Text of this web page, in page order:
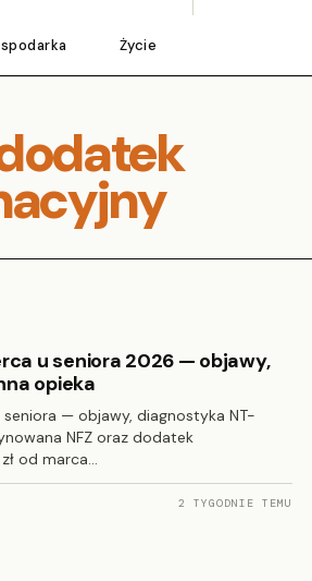
Życie
u seniora 2026 — objawy,
opieka
— objawy, diagnostyka NT-
NFZ oraz dodatek
od marca…
2 TYGODNIE TEMU